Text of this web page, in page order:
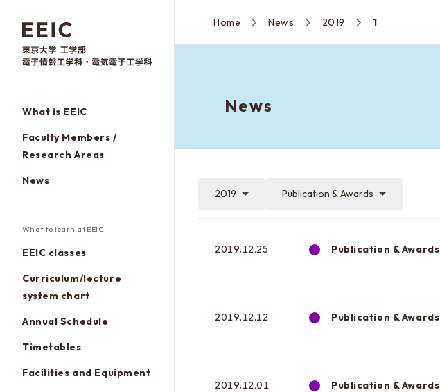
What is EEIC
Faculty Members /
Research Areas
News
What to learn at EEIC
EEIC classes
Curriculum/lecture
system chart
Annual Schedule
Timetables
Facilities and Equipment
Home News 2019 1
News
2019 Publication & Awards
Publication & Awards
2019.12.25
Publication & Awards
2019.12.12
Publication & Awards
2019.12.01